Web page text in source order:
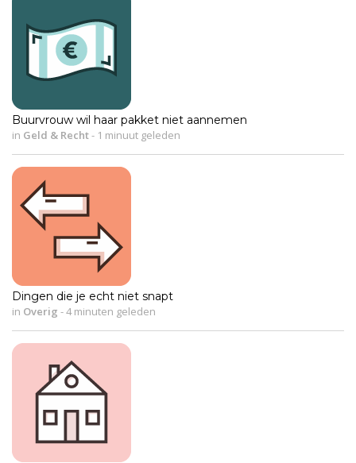
Buurvrouw wil haar pakket niet aannemen
in Geld & Recht- 1 minuut geleden
Dingen die je echt niet snapt
in Overig -4 minuten geleden